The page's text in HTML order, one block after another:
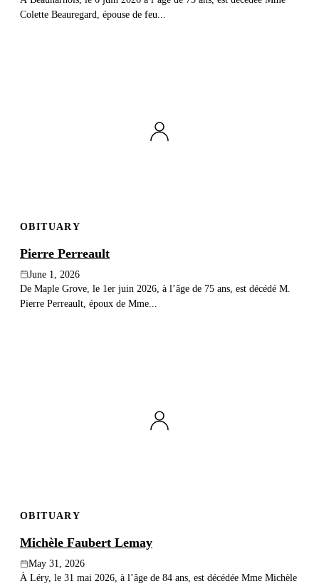
Colette Beauregard, épouse de feu...
OBITUARY
Pierre Perreault
June 1, 2026
De Maple Grove, le 1er juin 2026, à l’âge de 75 ans, est décédé M.
Pierre Perreault, époux de Mme...
OBITUARY
Michèle Faubert Lemay
May 31, 2026
À Léry, le 31 mai 2026, à l’âge de 84 ans, est décédée Mme Michèle